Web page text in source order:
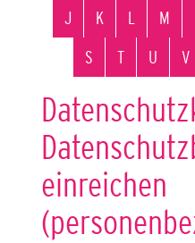
J
K L M
S
T U V
einreichen